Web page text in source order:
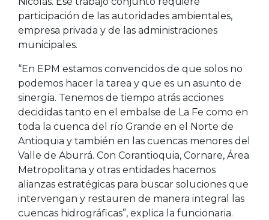
participación de las autoridades ambientales,
empresa privada y de las administraciones
municipales.
“En EPM estamos convencidos de que solos no
podemos hacer la tarea y que es un asunto de
sinergia. Tenemos de tiempo atrás acciones
decididas tanto en el embalse de La Fe como en
toda la cuenca del río Grande en el Norte de
Antioquia y también en las cuencas menores del
Valle de Aburrá. Con Corantioquia, Cornare, Área
Metropolitana y otras entidades hacemos
alianzas estratégicas para buscar soluciones que
intervengan y restauren de manera integral las
cuencas hidrográficas”, explica la funcionaria.